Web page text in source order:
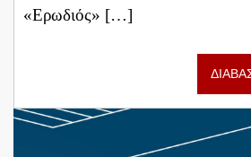
«Ερωδιός» […]